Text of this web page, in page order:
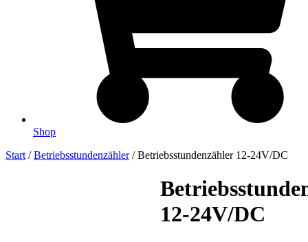
Shop
Start /Betriebsstundenzähler/ Betriebsstundenzähler 12-24V/DC
12-24V/DC